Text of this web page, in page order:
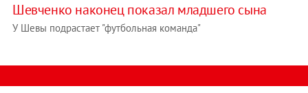
Шевченко наконец показал младшего сына
У Шевы подрастает "футбольная команда"